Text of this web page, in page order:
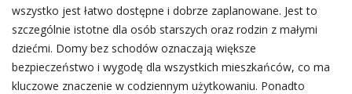
wszystko jest łatwo dostępne i dobrze zaplanowane. Jest to
szczególnie istotne dla osób starszych oraz rodzin z małymi
dziećmi. Domy bez schodów oznaczają większe
bezpieczeństwo i wygodę dla wszystkich mieszkańców, co ma
kluczowe znaczenie w codziennym użytkowaniu. Ponadto